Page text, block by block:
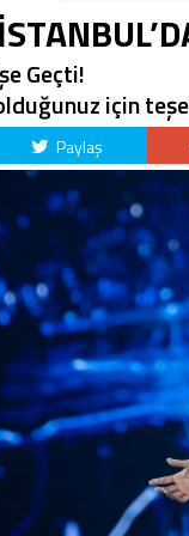
Geçti!
için
Paylaş